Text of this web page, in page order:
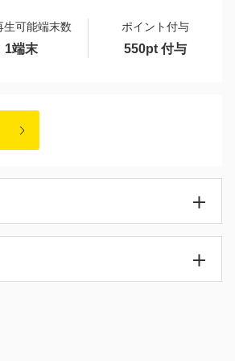
生可能端末数 ポイント付与
1端末 550pt 付与